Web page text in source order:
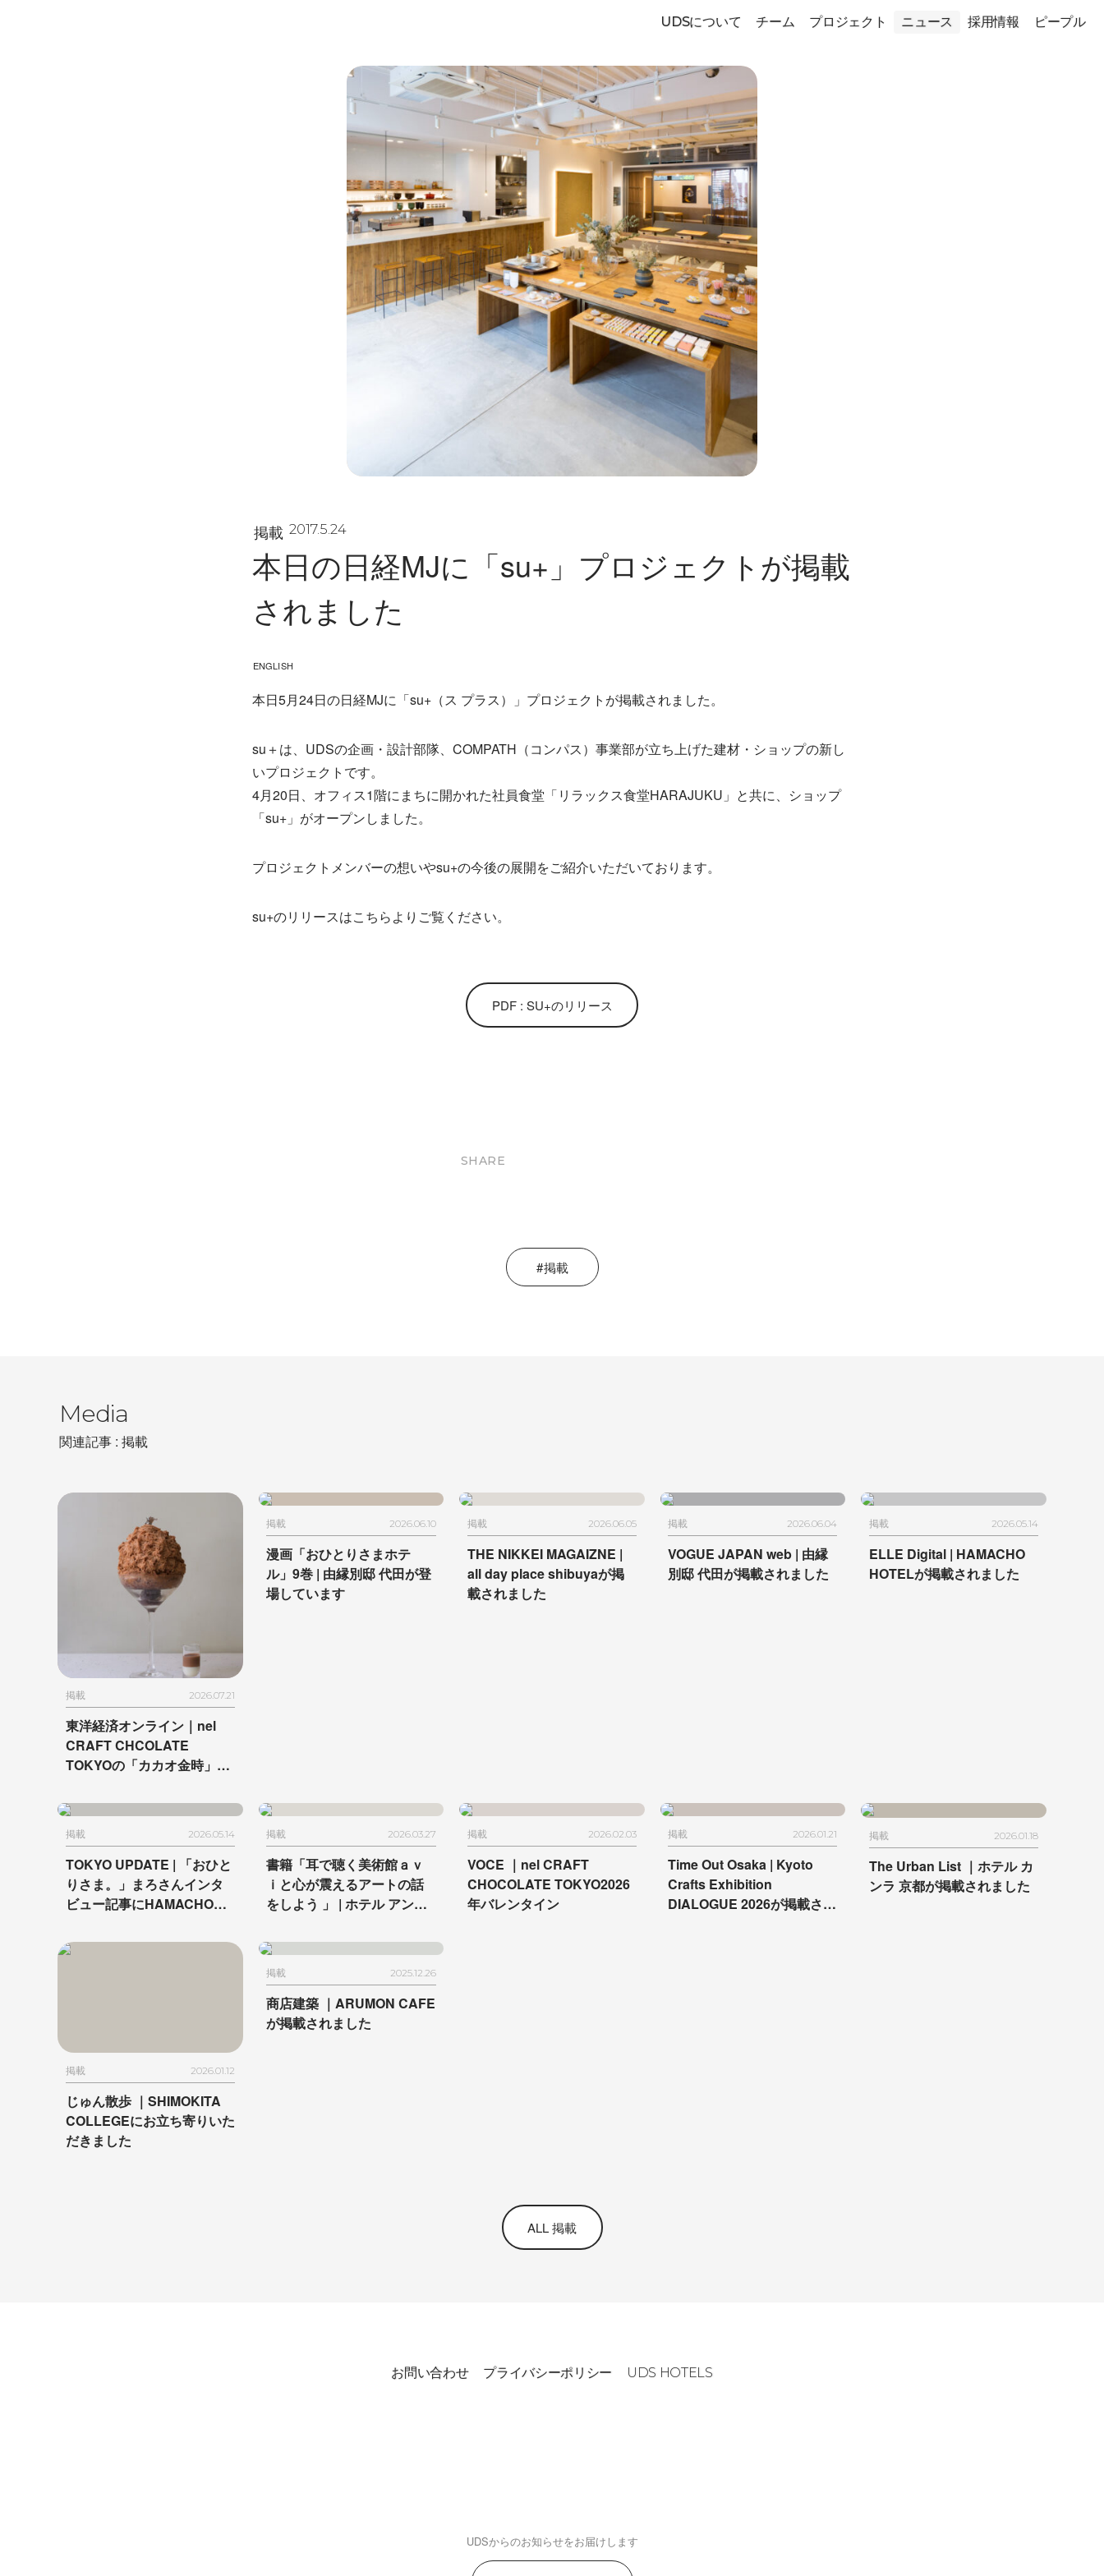
UDSについて チーム プロジェクト ニュース 採用情報 ピープル
掲載 2017.5.24
本日の日経MJに「su+」プロジェクトが掲載
されました
ENGLISH
本日5月24日の日経MJに「su+（ス プラス）」プロジェクトが掲載されました。
su＋は、UDSの企画・設計部隊、COMPATH（コンパス）事業部が立ち上げた建材・ショップの新し
いプロジェクトです。
4月20日、オフィス1階にまちに開かれた社員食堂「リラックス食堂HARAJUKU」と共に、ショップ
「su+」がオープンしました。
プロジェクトメンバーの想いやsu+の今後の展開をご紹介いただいております。
su+のリリースはこちらよりご覧ください。
PDF : SU+のリリース
SHARE
掲載
Media
関連記事 : 掲載
掲載 2026.07.21
東洋経済オンライン｜ nel
CRAFT CHCOLATE
TOKYOの「カカオ金時」が
掲載 2026.06.10
漫画「おひとりさまホテ
ル」9巻 | 由縁別邸 代田が登
場しています
掲載 2026.06.05
THE NIKKEI MAGAIZNE |
all day place shibuyaが掲
載されました
掲載 2026.06.04
VOGUE JAPAN web | 由縁
別邸 代田が掲載されました
掲載 2026.05.14
ELLE Digital | HAMACHO
HOTELが掲載されました
掲載 2026.05.14
TOKYO UPDATE |
「おひと
りさま。」まろさんインタ
ビュー記事にHAMACHO
掲載 2026.03.27
書籍「耳で聴く美術館ａｖ
ｉと心が震えるアートの話
をしよう 」 | ホテル アンテ
ルーム 京都が掲載されまし
掲載 2026.02.03
VOCE ｜ nel CRAFT
CHOCOLATE TOKYO2026
年バレンタイン
掲載 2026.01.21
Time Out Osaka | Kyoto
Crafts Exhibition
DIALOGUE 2026が掲載され
掲載 2026.01.18
The Urban List ｜ ホテル カ
ンラ 京都が掲載されました
掲載 2026.01.12
じゅん散歩 ｜ SHIMOKITA
COLLEGEにお立ち寄りいた
だきました
掲載 2025.12.26
商店建築 ｜ARUMON CAFE
が掲載されました
ALL 掲載
お問い合わせ プライバシーポリシー UDS HOTELS
UDSからのお知らせをお届けします